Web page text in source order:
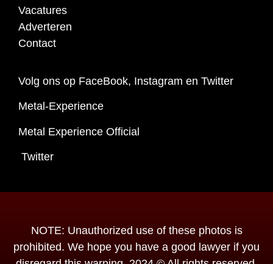
Vacatures
Adverteren
Contact
Volg ons op FaceBook, Instagram en Twitter
Metal-Experience
Metal Experience Official
Twitter
NOTE: Unauthorized use of these photos is
prohibited. We hope you have a good lawyer if you